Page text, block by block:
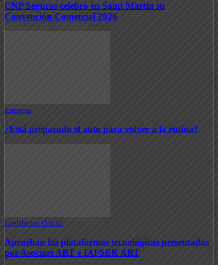
CNP Seguros celebró en Saint Martin su
Convención Comercial 2026
Empresa
¿Está preparado el auto para volver a la rutina?
Legislacion Oficial
Aprueban las plataformas tecnológicas presentadas
por Asociart ART e IAPSER ART